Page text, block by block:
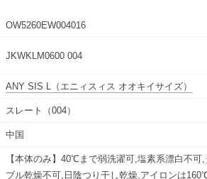
OW5260EW004016
JKWKLM0600 004
ANY SIS L （エニィスィス オオキイサイズ）
スレート（004）
中国
【本体のみ】40℃まで弱洗濯可,塩素系漂白不可,
ブル乾燥不可,日陰つり干し乾燥,アイロンは